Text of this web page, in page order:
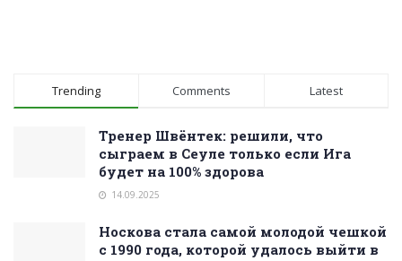
Trending Comments Latest
Тренер Швёнтек: решили, что
сыграем в Сеуле только если Ига
будет на 100% здорова
14.09.2025
Носкова стала самой молодой чешкой
с 1990 года, которой удалось выйти в